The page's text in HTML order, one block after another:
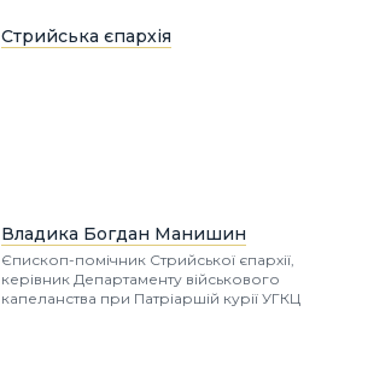
Стрийська єпархія
Владика Богдан Манишин
Єпископ-помічник Стрийської єпархії,
керівник Департаменту військового
капеланства при Патріаршій курії УГКЦ